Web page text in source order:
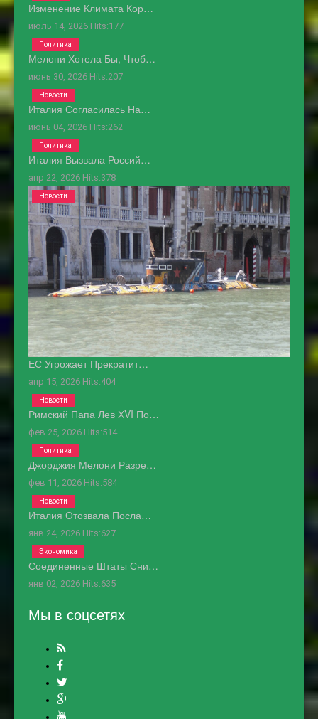
Изменение Климата Кор…
июль 14, 2026 Hits:177
Мелони Хотела Бы, Чтоб…
июнь 30, 2026 Hits:207
Политика
Италия Согласилась На…
июнь 04, 2026 Hits:262
Новости
Италия Вызвала Россий…
апр 22, 2026 Hits:378
Политика
ЕС Угрожает Прекратит…
апр 15, 2026 Hits:404
Новости
Римский Папа Лев ХVI По…
фев 25, 2026 Hits:514
Новости
Джорджия Мелони Разре…
фев 11, 2026 Hits:584
Политика
Италия Отозвала Посла…
янв 24, 2026 Hits:627
Новости
Соединенные Штаты Сни…
янв 02, 2026 Hits:635
Экономика
Мы в соцсетях